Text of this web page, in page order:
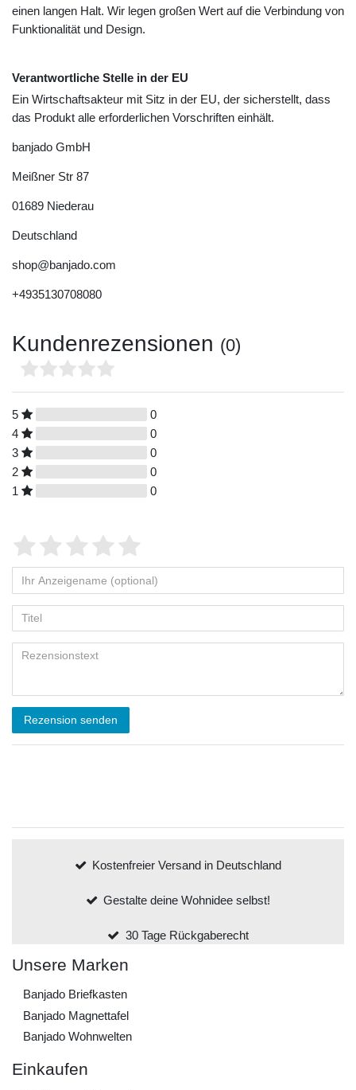
einen langen Halt. Wir legen großen Wert auf die Verbindung von
Funktionalität und Design.
Verantwortliche Stelle in der EU
Ein Wirtschaftsakteur mit Sitz in der EU, der sicherstellt, dass
das Produkt alle erforderlichen Vorschriften einhält.
banjado GmbH
Meißner Str 87
01689 Niederau
Deutschland
shop@banjado.com
+4935130708080
Kundenrezensionen (0)
5
0
4
0
3
0
2
0
1
0
Rezension senden
Kostenfreier Versand in Deutschland
Gestalte deine Wohnidee selbst!
30 Tage Rückgaberecht
Unsere Marken
Banjado Briefkasten
Banjado Magnettafel
Banjado Wohnwelten
Einkaufen